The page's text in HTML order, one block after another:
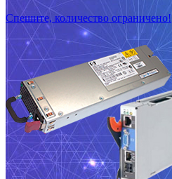
Спешите, количество ограничено!